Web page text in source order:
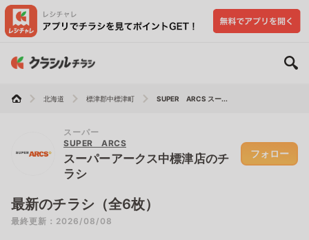
北海道 標津郡中標津町 SUPER ARCS スー...
スーパー
SUPER ARCS
スーパーアークス中標津店のチ
ラシ
フォロー
最新のチラシ（全6枚）
最終更新：2026/08/08